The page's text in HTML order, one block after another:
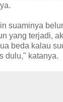
suaminya
yang terjadi,
beda kalau
dulu," katanya.